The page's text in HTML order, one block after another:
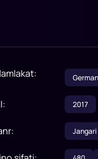
:
: 2017
: Jangari